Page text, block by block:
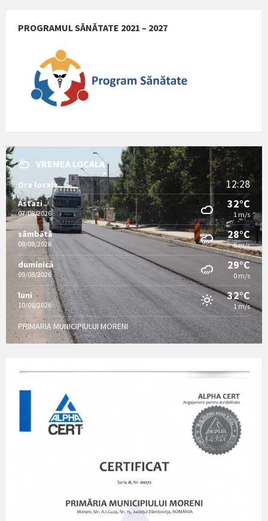
PROGRAMUL SĂNĂTATE 2021 – 2027
VREMEA LOCALA
Ora locala 12:28
Astazi
07/08/2026
32°C
1 m/s
sâmbătă
08/08/2026
28°C
5 m/s
duminică
09/08/2026
29°C
0 m/s
luni
10/08/2026
32°C
1 m/s
PRIMARIA MUNICIPIULUI MORENI